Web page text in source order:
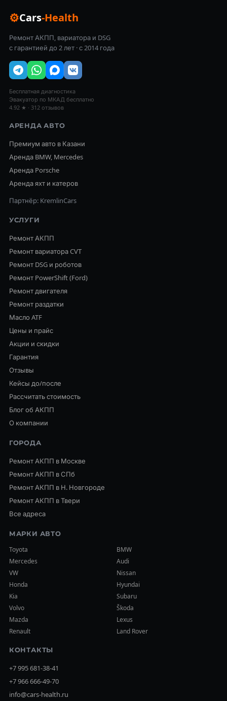
⚙Cars-Health
Ремонт АКПП, вариатора и DSG
с гарантией до 2 лет · с 2014 года
Бесплатная диагностика
Эвакуатор по МКАД бесплатно
4.92 ★ · 312 отзывов
АРЕНДА АВТО
Премиум авто в Казани
Аренда BMW, Mercedes
Аренда Porsche
Аренда яхт и катеров
Партнёр: KremlinCars
УСЛУГИ
Ремонт АКПП
Ремонт вариатора CVT
Ремонт DSG и роботов
Ремонт PowerShift (Ford)
Ремонт двигателя
Ремонт раздатки
Масло ATF
Цены и прайс
Акции и скидки
Гарантия
Отзывы
Кейсы до/после
Рассчитать стоимость
Блог об АКПП
О компании
ГОРОДА
Ремонт АКПП в Москве
Ремонт АКПП в СПб
Ремонт АКПП в Н. Новгороде
Ремонт АКПП в Твери
Все адреса
МАРКИ АВТО
Toyota
BMW
Mercedes
Audi
VW
Nissan
Honda
Hyundai
Kia
Subaru
Volvo
Škoda
Mazda
Lexus
Renault
Land Rover
КОНТАКТЫ
+7 995 681-38-41
+7 966 666-49-70
info@cars-health.ru